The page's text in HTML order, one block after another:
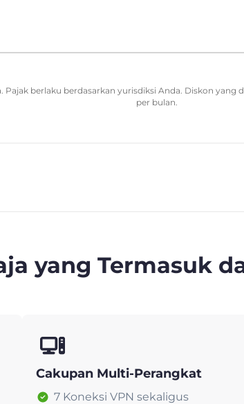
berlaku berdasarkan yurisdiksi Anda. Diskon
per bulan.
yang Termasuk
Cakupan Multi-Perangkat
7 Koneksi VPN sekaligus